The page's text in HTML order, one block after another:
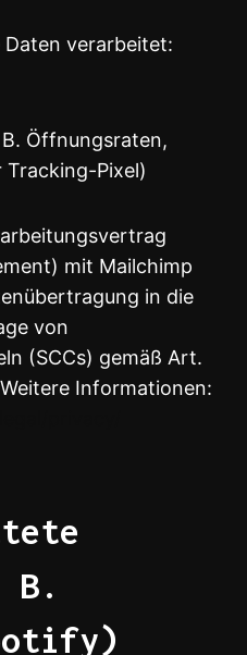
verarbeitet:
Öffnungsraten,
Tracking-Pixel)
mit Mailchimp
in die
von
(SCCs) gemäß Art.
Informationen: